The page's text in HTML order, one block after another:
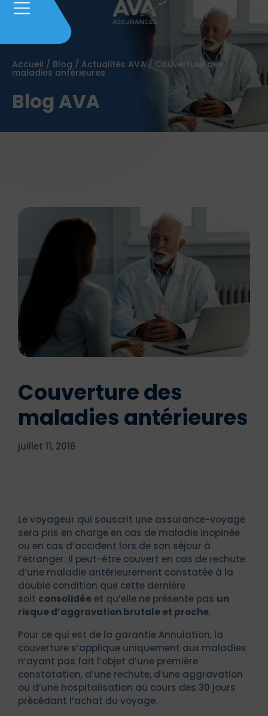
Accueil / Blog / Actualités AVA/ Couverture des
maladies antérieures
Blog AVA
Couverture des
maladies antérieures
juillet 11, 2016
Le voyageur qui souscrit une assurance-voyage
sera pris en charge en cas de maladie inopinée
ou en cas d’accident lors de son séjour à
l’étranger. Il peut-être couvert en cas de rechute
d’une maladie antérieurement constatée à la
double condition que cette dernière
soit consolidéeet qu’elle ne présente pas un
risque d’aggravation brutale et proche.
Pour ce qui est de la garantie Annulation, la
couverture s’applique uniquement aux maladies
n’ayant pas fait l’objet d’une première
constatation, d’une rechute, d’une aggravation
ou d’une hospitalisation au cours des 30 jours
précédant l’achat du voyage.